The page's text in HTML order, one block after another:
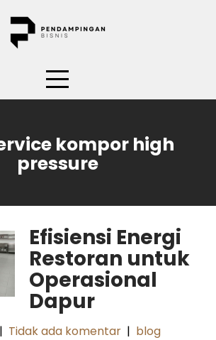
kompor high
pressure
Efisiensi Energi
Restoran untuk
Operasional
Dapur
| Tidak ada komentar | blog